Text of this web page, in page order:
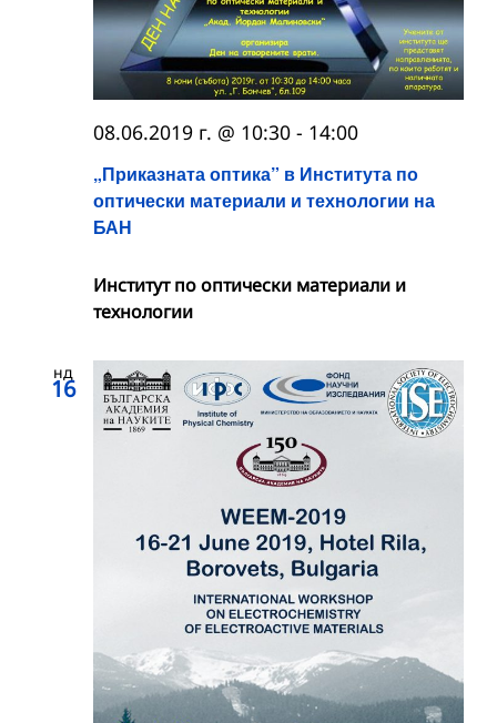
„Приказната оптика” в Института по
оптически материали и технологии на
БАН
08.06.2019 г. @ 10:30 - 14:00
Институт по оптически материали и
технологии
нд
16